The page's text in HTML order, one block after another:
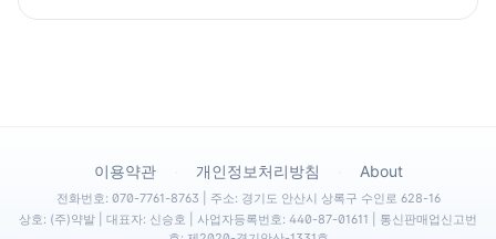
이용약관 개인정보처리방침 About
전화번호: 070-7761-8763 | 주소: 경기도 안산시 상록구 수인로 628-16
상호: (주)약발 | 대표자: 신승호 | 사업자등록번호: 440-87-01611 | 통신판매업신고번